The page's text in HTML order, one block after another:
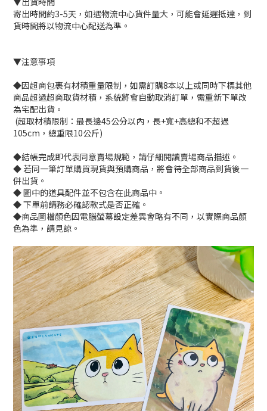
寄出時間約3-5天，如遇物流中心貨件量大，可能會延遲抵達，到
貨時間將以物流中心配送為準。
▼注意事項
◆因超商包裹有材積重量限制，如需訂購8本以上或同時下標其他
商品超過超商取貨材積，系統將會自動取消訂單，需重新下單改
為宅配出貨。
(超取材積限制：最長邊45公分以內，長+寬+高總和不超過
105cm，總重限10公斤)
◆結帳完成即代表同意賣場規範，請仔細閱讀賣場商品描述。
◆ 若同一筆訂單購買現貨與預購商品，將會待全部商品到貨後一
併出貨。
◆ 圖中的道具配件並不包含在此商品中。
◆ 下單前請務必確認款式是否正確。
◆商品圖檔顏色因電腦螢幕設定差異會略有不同，以實際商品顏
色為準，請見諒。